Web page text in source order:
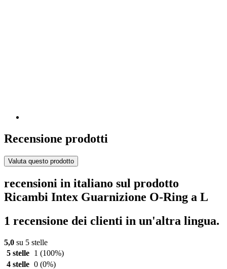
Recensione prodotti
Valuta questo prodotto
recensioni in italiano sul prodotto
Ricambi Intex Guarnizione O-Ring a L
1 recensione dei clienti in un'altra lingua.
5,0 su 5 stelle
5 stelle
1 (100%)
4 stelle 0 (0%)